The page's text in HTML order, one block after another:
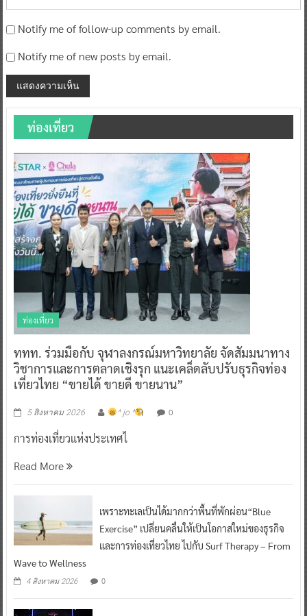
Notify me of follow-up comments by email.
Notify me of new posts by email.
ท่องเที่ยว
ท่องเที่ยว
ททท. ร่วมมือกับ จุฬาลงกรณ์มหาวิทยาลัย จัดสัมมนาทาง
วิชาการและการตลาดเชิงรุก แนะเคล็ดลับปรับธุรกิจท่อง
เที่ยวไทย “ขายได้ ขายดี ขายนาน”
5 สิงหาคม 2026 ^ jo ^ 0
การท่องเที่ยวแห่งประเทศไ
Read More
เพราะทะเลเป็นได้มากกว่าพื้นที่พักผ่อน“Blue
Exercise” เปลี่ยนคลื่นให้เป็นโอกาสใหม่ของธุรกิจ
และการท่องเที่ยวไทย ไปกับ Surf Therapy – From
Wave to Wellness
4 สิงหาคม 2026 0